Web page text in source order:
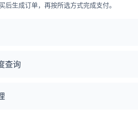
后生成订单，再按所选方式完成支付。
查询